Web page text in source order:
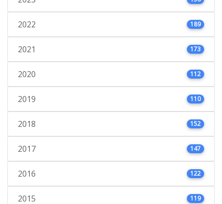
2022 189
2021 173
2020 112
2019 110
2018 152
2017 147
2016 122
2015 119